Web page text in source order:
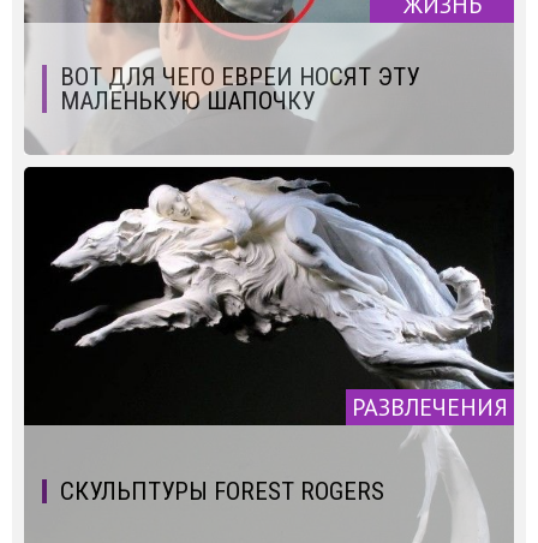
ВОТ ДЛЯ ЧЕГО ЕВРЕИ НОСЯТ ЭТУ
МАЛЕНЬКУЮ ШАПОЧКУ
РАЗВЛЕЧЕНИЯ
СКУЛЬПТУРЫ FOREST ROGERS